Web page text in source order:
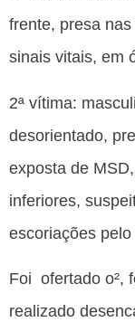
frente, presa
sinais vitais, em
2ª vítima:
desorientado,
exposta de
inferiores,
escoriações pelo
Foi ofertado o²,
realizado